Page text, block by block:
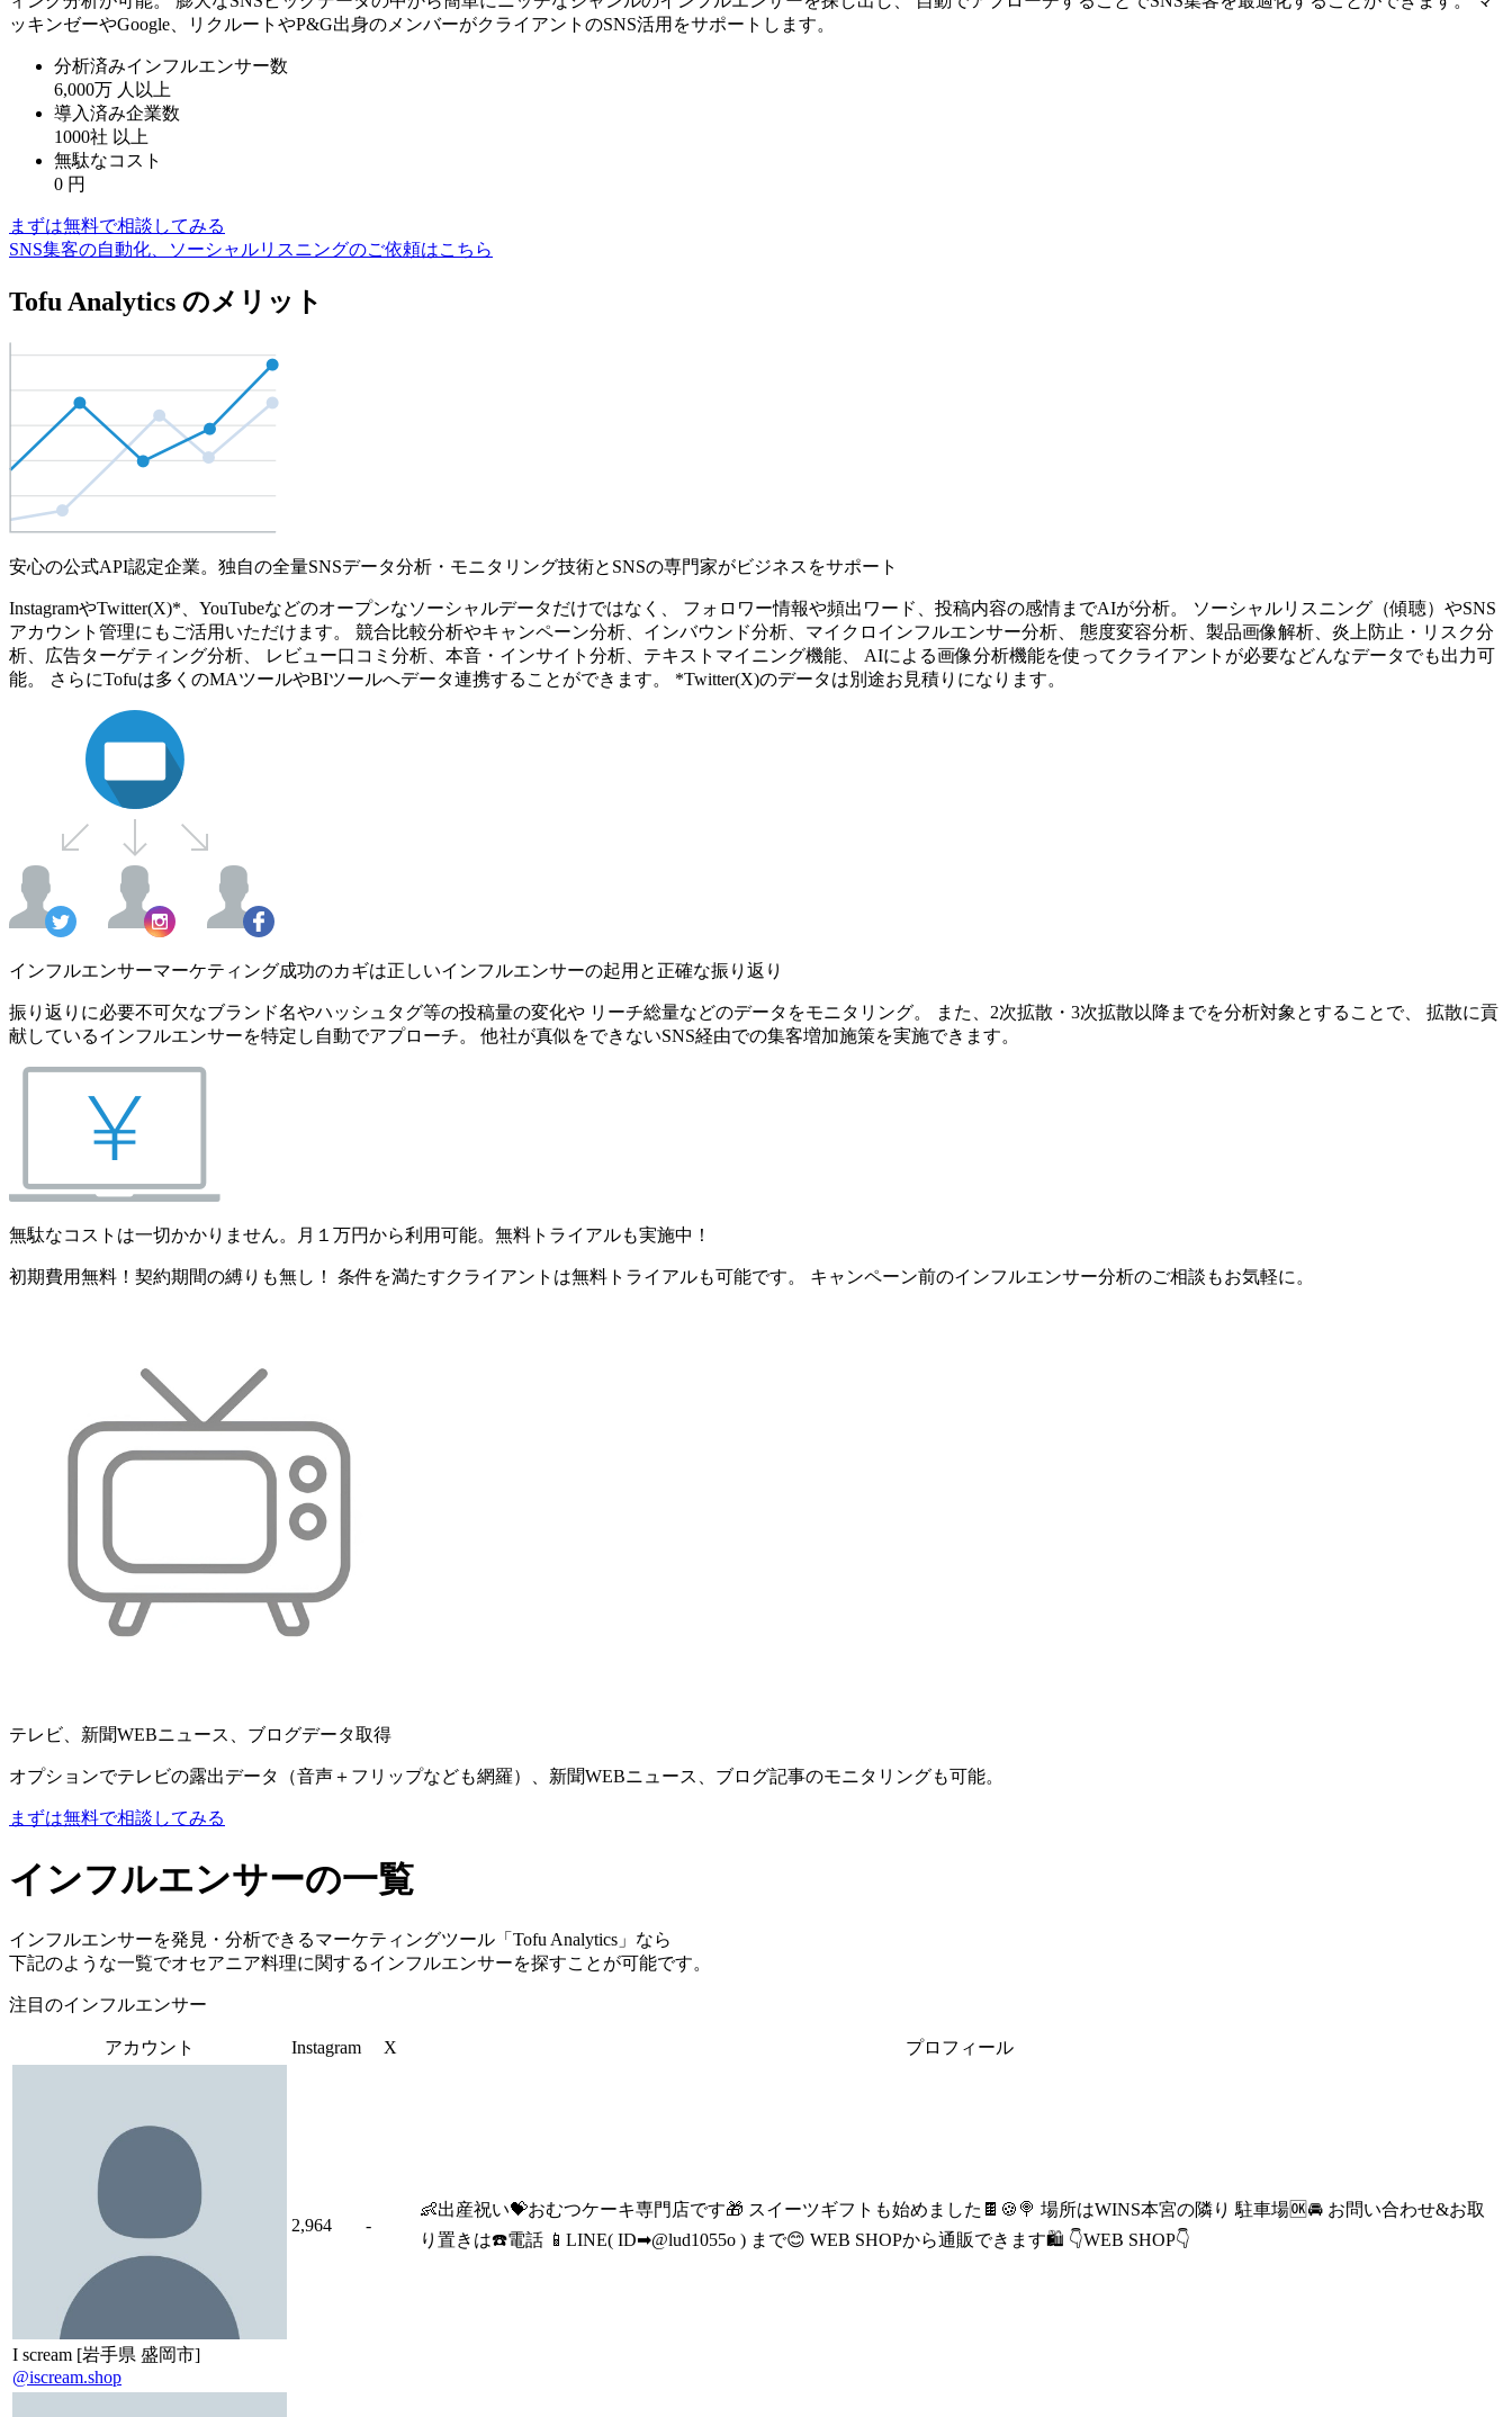
ッキンゼーやGoogle、リクルートやP&G出身のメンバーがクライアントのSNS活用をサポートします。
分析済みインフルエンサー数
6,000万 人以上
導入済み企業数
1000社 以上
無駄なコスト
0 円
まずは無料で相談してみる
SNS集客の自動化、ソーシャルリスニングのご依頼はこちら
Tofu Analytics のメリット
安心の公式API認定企業。独自の全量SNSデータ分析・モニタリング技術とSNSの専門家がビジネスをサポート
InstagramやTwitter(X)*、YouTubeなどのオープンなソーシャルデータだけではなく、 フォロワー情報や頻出ワード、投稿内容の感情までAIが分析。 ソーシャルリスニング（傾聴）やSNS
アカウント管理にもご活用いただけます。 競合比較分析やキャンペーン分析、インバウンド分析、マイクロインフルエンサー分析、 態度変容分析、製品画像解析、炎上防止・リスク分
析、広告ターゲティング分析、 レビュー口コミ分析、本音・インサイト分析、テキストマイニング機能、 AIによる画像分析機能を使ってクライアントが必要などんなデータでも出力可
能。 さらにTofuは多くのMAツールやBIツールへデータ連携することができます。 *Twitter(X)のデータは別途お見積りになります。
インフルエンサーマーケティング成功のカギは正しいインフルエンサーの起用と正確な振り返り
振り返りに必要不可欠なブランド名やハッシュタグ等の投稿量の変化や リーチ総量などのデータをモニタリング。 また、2次拡散・3次拡散以降までを分析対象とすることで、 拡散に貢
献しているインフルエンサーを特定し自動でアプローチ。 他社が真似をできないSNS経由での集客増加施策を実施できます。
無駄なコストは一切かかりません。月１万円から利用可能。無料トライアルも実施中！
初期費用無料！契約期間の縛りも無し！ 条件を満たすクライアントは無料トライアルも可能です。 キャンペーン前のインフルエンサー分析のご相談もお気軽に。
テレビ、新聞WEBニュース、ブログデータ取得
オプションでテレビの露出データ（音声＋フリップなども網羅）、新聞WEBニュース、ブログ記事のモニタリングも可能。
まずは無料で相談してみる
インフルエンサーの一覧
インフルエンサーを発見・分析できるマーケティングツール「Tofu Analytics」なら
下記のような一覧でオセアニア料理に関するインフルエンサーを探すことが可能です。
注目のインフルエンサー
アカウント Instagram X プロフィール
I scream [岩手県 盛岡市]
@iscream.shop
2,964 -
👶出産祝い💝おむつケーキ専門店です🎁 スイーツギフトも始めました🍫🍪🍭 場所はWINS本宮の隣り 駐車場🆗🚘 お問い合わせ&お取
り置きは☎️電話 📱LINE( ID➡︎@lud1055o ) まで😊 WEB SHOPから通販できます🛍 👇WEB SHOP👇